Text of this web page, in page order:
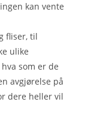
kan vente
fliser, til
ulike
som er de
avgjørelse på
dere heller vil